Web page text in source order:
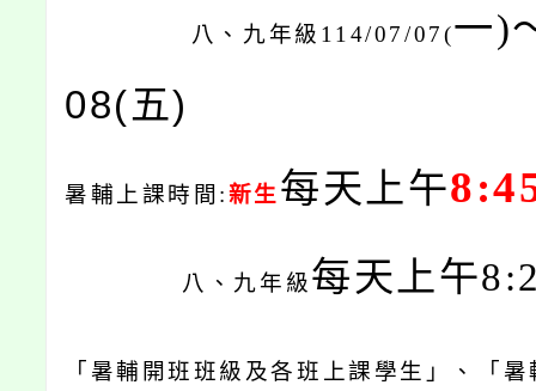
八、九年級114/07/07(一)
08(五)
暑輔上課時間:新生每天上午
八、九年級每天上午
「暑輔開班班級及各班上課學生」 、「